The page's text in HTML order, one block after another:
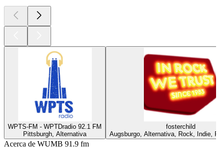
WPTS-FM - WPTDradio 92.1 FM
Pittsburgh, Alternativa
fosterchild
Augsburgo, Alternativa, Rock, Indie,
Acerca de WUMB 91.9 fm